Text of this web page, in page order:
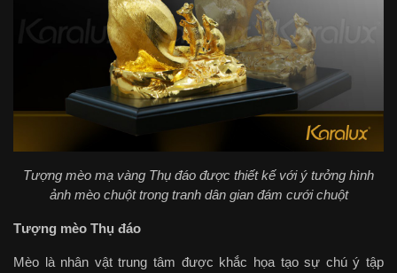
Tượng mèo mạ vàng Thụ đáo được thiết kế với ý tưởng hình
ảnh mèo chuột trong tranh dân gian đám cưới chuột
Tượng mèo Thụ đáo
Mèo là nhân vật trung tâm được khắc họa tạo sự chú ý tập